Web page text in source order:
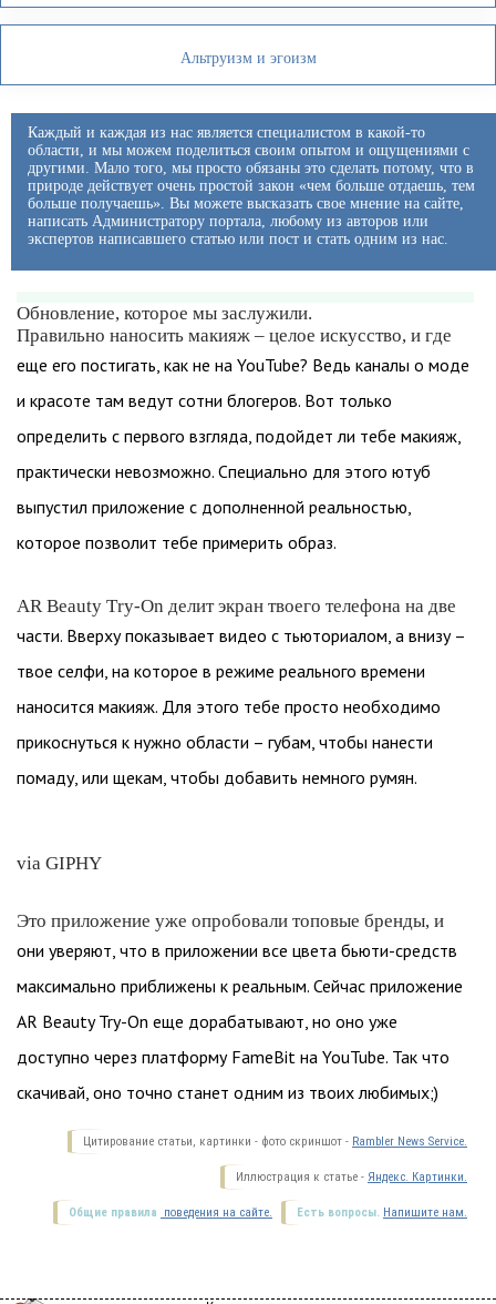
Альтруизм и эгоизм
Каждый и каждая из нас является специалистом в какой-то
области, и мы можем поделиться своим опытом и ощущениями с
другими. Мало того, мы просто обязаны это сделать потому, что в
природе действует очень простой закон «чем больше отдаешь, тем
больше получаешь». Вы можете высказать свое мнение на сайте,
написать Администратору портала, любому из авторов или
экспертов написавшего статью или пост и стать одним из нас.
Обновление, которое мы заслужили.
Правильно наносить макияж – целое искусство, и где
еще его постигать, как не на YouTube? Ведь каналы о моде
и красоте там ведут сотни блогеров. Вот только
определить с первого взгляда, подойдет ли тебе макияж,
практически невозможно. Специально для этого ютуб
выпустил приложение с дополненной реальностью,
которое позволит тебе примерить образ.
AR Beauty Try-On делит экран твоего телефона на две
части. Вверху показывает видео с тьюториалом, а внизу –
твое селфи, на которое в режиме реального времени
наносится макияж. Для этого тебе просто необходимо
прикоснуться к нужно области – губам, чтобы нанести
помаду, или щекам, чтобы добавить немного румян.
via GIPHY
Это приложение уже опробовали топовые бренды, и
они уверяют, что в приложении все цвета бьюти-средств
максимально приближены к реальным. Сейчас приложение
AR Beauty Try-On еще дорабатывают, но оно уже
доступно через платформу FameBit на YouTube. Так что
скачивай, оно точно станет одним из твоих любимых;)
Цитирование статьи, картинки - фото скриншот - Rambler News Service.
Иллюстрация к статье - Яндекс. Картинки.
Есть вопросы. Напишите нам.
Общие правила поведения на сайте.